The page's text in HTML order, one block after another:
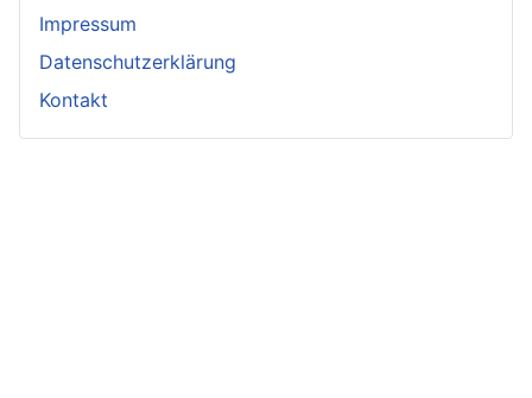
Impressum
Datenschutzerklärung
Kontakt